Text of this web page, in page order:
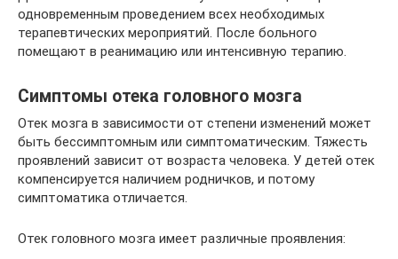
одновременным проведением всех необходимых
терапевтических мероприятий. После больного
помещают в реанимацию или интенсивную терапию.
Симптомы отека головного мозга
Отек мозга в зависимости от степени изменений может
быть бессимптомным или симптоматическим. Тяжесть
проявлений зависит от возраста человека. У детей отек
компенсируется наличием родничков, и потому
симптоматика отличается.
Отек головного мозга имеет различные проявления: